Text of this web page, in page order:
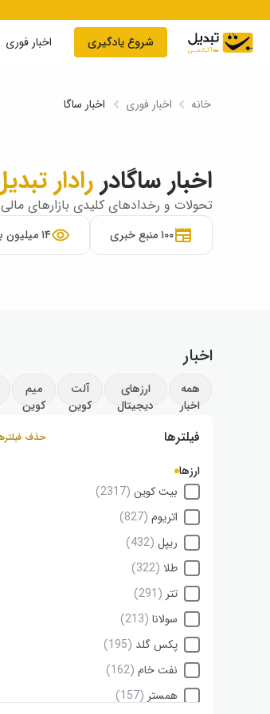
شروع یادگیری اخبار فوری
خانه اخبار فوری اخبار ساگا
اخبار ساگادررادار
تحولات و رخدادهای کلیدی بازارهای
۱۰۰ منبع خبری ۱۴ میلیون بازدید
اخبار
همه
اخبار
ارزهای
دیجیتال
آلت
کوین
میم
کوین
فیلترها حذف
ارزها
بیت کوین (2317)
اتریوم (827)
ریپل (432)
طلا (322)
تتر (291)
سولانا (213)
پکس گلد (195)
نفت خام (162)
همستر (157)